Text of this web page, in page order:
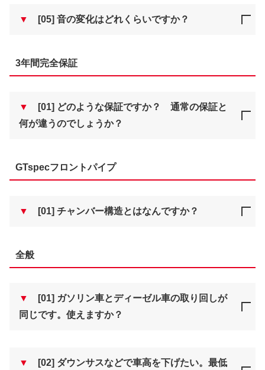
▼ [05] 音の変化はどれくらいですか？
3年間完全保証
▼
[01] どのような保証ですか？ 通常の保証と
何が違うのでしょうか？
GTspecフロントパイプ
▼ [01] チャンバー構造とはなんですか？
全般
▼
[01] ガソリン車とディーゼル車の取り回しが
同じです。使えますか？
▼
[02] ダウンサスなどで車高を下げたい。最低